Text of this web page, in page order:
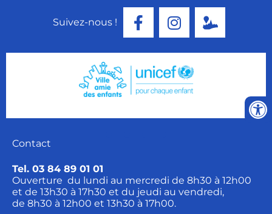
Suivez-nous !
Contact
Tel. 03 84 89 01 01
Ouverture du lundi au mercredi de 8h30 à 12h00
et de 13h30 à 17h30 et du jeudi au vendredi,
de 8h30 à 12h00 et 13h30 à 17h00.